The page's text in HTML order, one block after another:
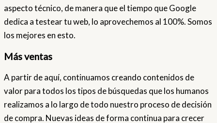
aspecto técnico, de manera que el tiempo que Google
dedica a testear tu web, lo aprovechemos al 100%. Somos
los mejores en esto.
Más ventas
A partir de aquí, continuamos creando contenidos de
valor para todos los tipos de búsquedas que los humanos
realizamos a lo largo de todo nuestro proceso de decisión
de compra. Nuevas ideas de forma continua para crecer